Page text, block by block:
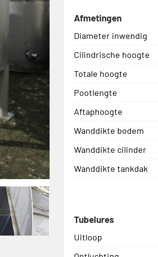
Afmetingen
Diameter inwendig
Cilindrische hoogte
Totale hoogte
Pootlengte
Aftaphoogte
Wanddikte bodem
Wanddikte cilinder
Wanddikte tankdak
Tubelures
Uitloop